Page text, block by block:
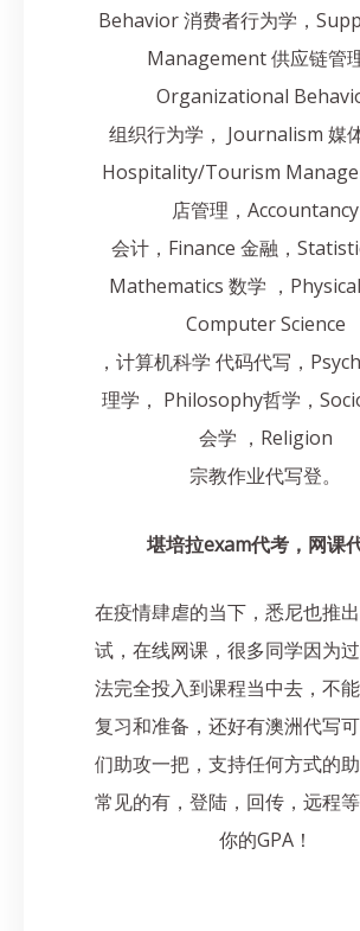
Behavior 消费者行为学，
Management 供应链管
Organizational
组织行为学， Journalism 媒
Hospitality/Tourism
店管理，Accountancy
会计，Finance 金融，
Mathematics 数学 ，Physical
Computer Science
，计算机科学 代码代写，
理学， Philosophy哲学，
会学 ，Religion
宗教作业代写登。
堪培拉exam代考，网课
在疫情肆虐的当下，悉尼也推
试，在线网课，很多同学因为
法完全投入到课程当中去，不
复习和准备，还好有澳洲代写
们助攻一把，支持任何方式的助
常见的有，登陆，回传，远程
你的GPA！